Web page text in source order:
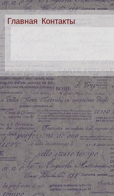
Главная Контакты